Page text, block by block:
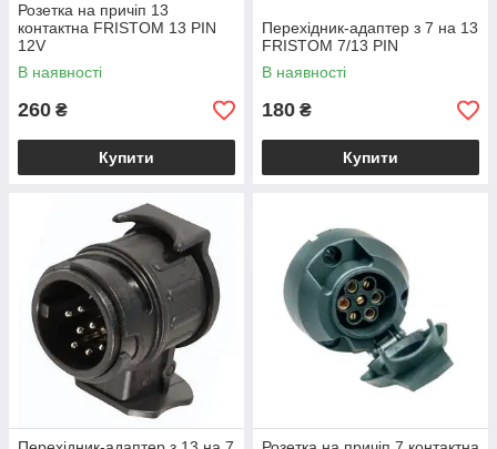
Розетка на причіп 13
контактна FRISTOM 13 PIN
12V
В наявності
260 ₴
Купити
Перехідник-адаптер з 7 на 13
FRISTOM 7/13 PIN
В наявності
180 ₴
Купити